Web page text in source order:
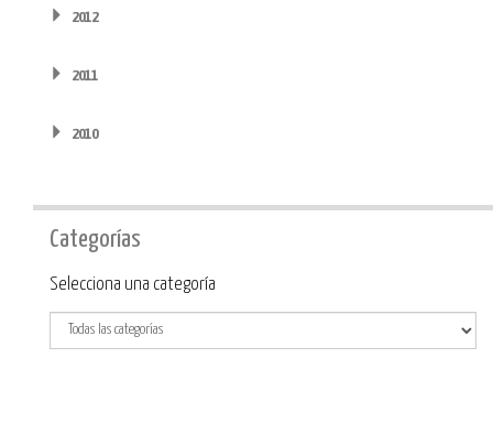
2012
2011
2010
Categorías
Categoría
Selecciona una categoría